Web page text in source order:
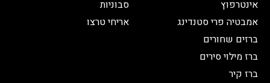
אינטרפוץ
אמבטיה פרי סטנדינג
ברזים שחורים
ברז מילוי סירים
ברז קיר
סבוניות
אריחי טרצו